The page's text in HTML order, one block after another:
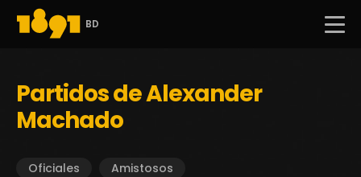
BD
Partidos de Alexander
Machado
Oficiales
Amistosos